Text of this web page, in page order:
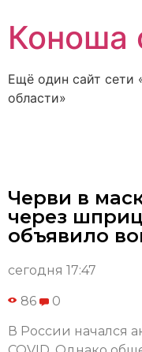
Коноша
Ещё один сайт сети
области»
Черви в
через
объявило
сегодня 17:47
86 0
В России начался